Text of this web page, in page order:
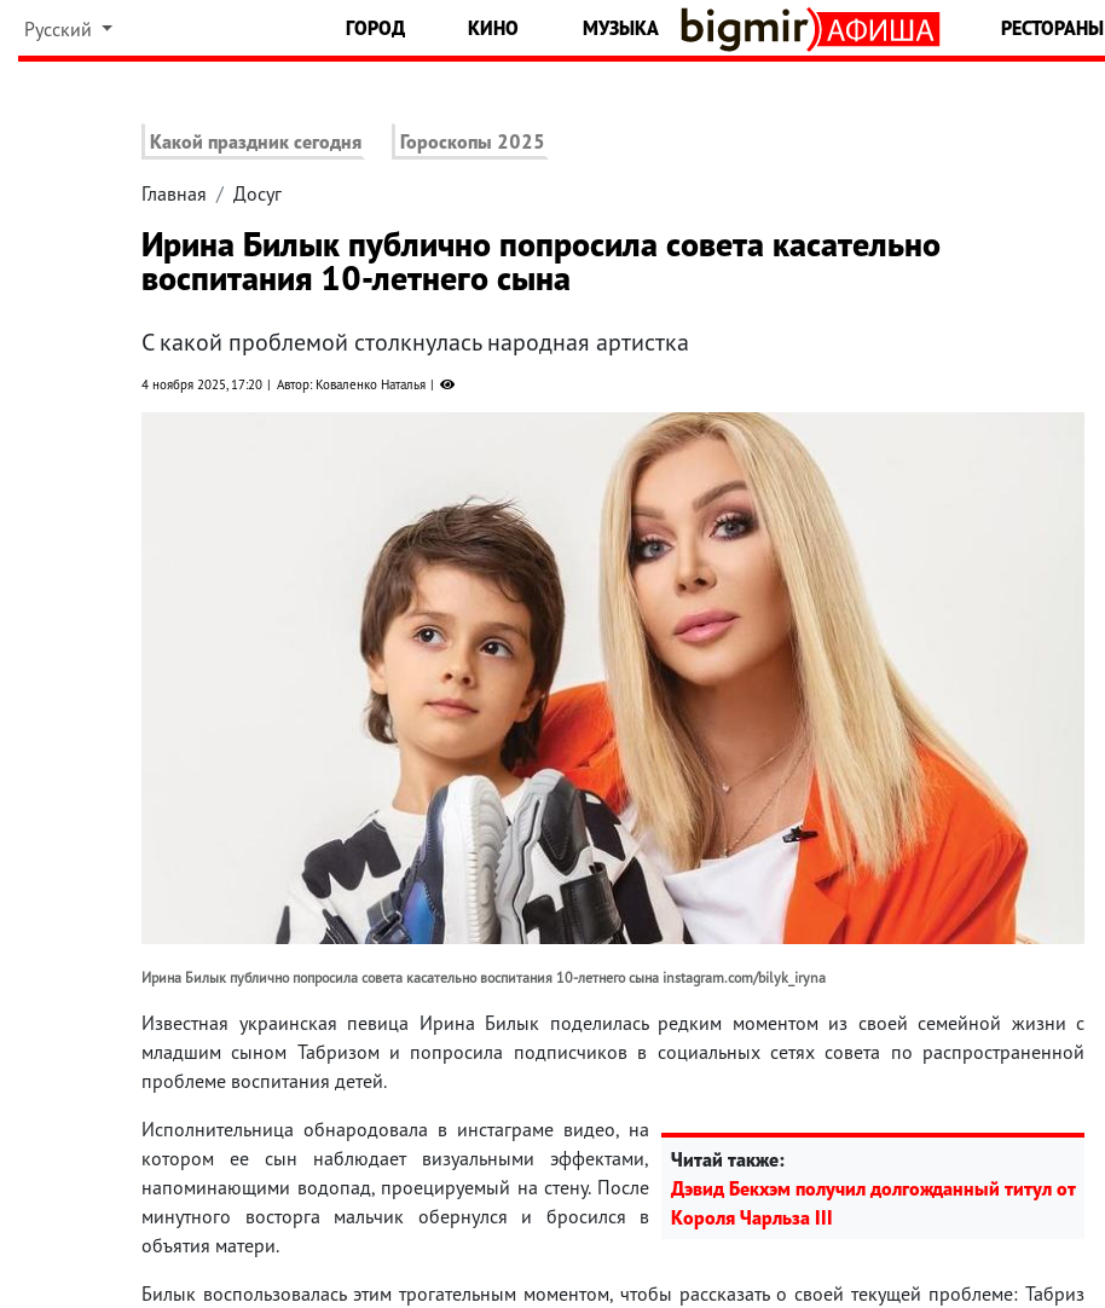
Русский ГОРОД КИНО МУЗЫКА РЕСТОРАНЫ
Какой праздник сегодня Гороскопы 2025
Главная Досуг
Ирина Билык публично попросила совета касательно
воспитания 10-летнего сына
С какой проблемой столкнулась народная артистка
4 ноября 2025, 17:20 Автор: Коваленко Наталья
Ирина Билык публично попросила совета касательно воспитания 10-летнего сына instagram.com/bilyk_iryna
Известная украинская певица Ирина Билык поделилась редким моментом из своей семейной жизни с
младшим сыном Табризом и попросила подписчиков в социальных сетях совета по распространенной
проблеме воспитания детей.
Читай также:
Дэвид Бекхэм получил долгожданный титул от
Короля Чарльза III
Исполнительница обнародовала в инстаграме видео, на
котором ее сын наблюдает визуальными эффектами,
напоминающими водопад, проецируемый на стену. После
минутного восторга мальчик обернулся и бросился в
объятия матери.
Билык воспользовалась этим трогательным моментом, чтобы рассказать о своей текущей проблеме: Табриз